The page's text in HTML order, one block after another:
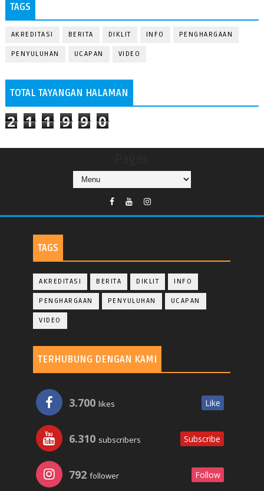
TAGS
AKREDITASI BERITA DIKLIT INFO PENGHARGAAN
PENYULUHAN UCAPAN VIDEO
TOTAL TAYANGAN HALAMAN
2 1 1 9 9 0
TAGS
AKREDITASI BERITA DIKLIT INFO
PENGHARGAAN PENYULUHAN UCAPAN
VIDEO
TERHUBUNG DENGAN KAMI
3.700 likes Like
6.310 subscribers Subscribe
792 follower Follow